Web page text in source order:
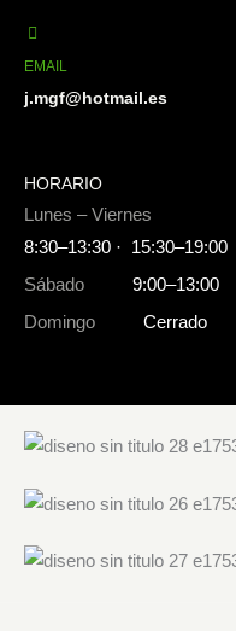
EMAIL
j.mgf@hotmail.es
HORARIO
Lunes – Viernes
8:30–13:30 · 15:30–19:00
Sábado 9:00–13:00
Domingo Cerrado